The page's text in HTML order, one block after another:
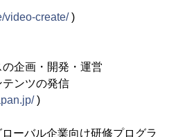
video-create/)
の企画・開発・運営
テンツの発信
)
ーバル企業向け研修プログラ